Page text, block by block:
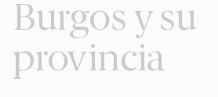
Burgos y su
provincia